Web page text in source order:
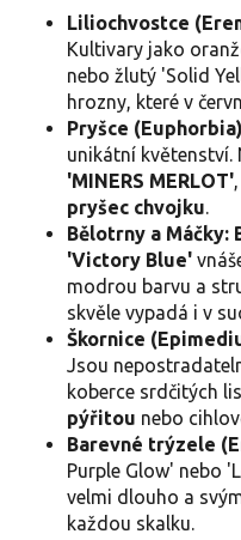
Liliochvostce
Kultivary jako
nebo žlutý 'Solid
hrozny, které v
Pryšce
unikátní květenství.
'MINERS MERLOT'
pryšec chvojku.
Bělotrny a Máčky:
'Victory Blue'
modrou barvu a
skvěle vypadá i v
Škornice
Jsou
koberce srdčitých
pýřitou nebo
Barevné trýzele
Purple Glow' nebo
velmi dlouho a
každou skalku.